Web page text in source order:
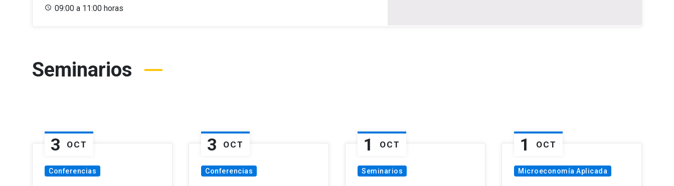
09:00 a 11:00 horas
Seminarios
3 OCT
Conferencias
3 OCT
Conferencias
1 OCT
Seminarios
1 OCT
Microeconomía Aplicada